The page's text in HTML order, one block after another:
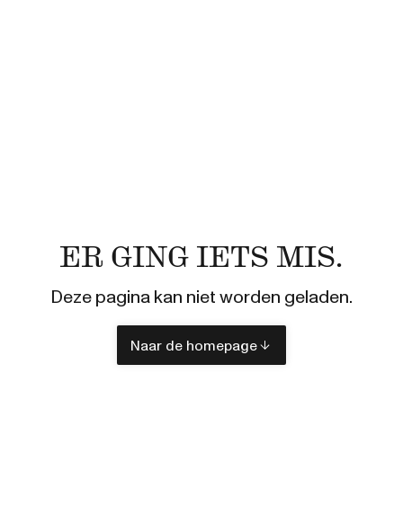
ER GING IETS MIS.
Deze pagina kan niet worden geladen.
Naar de homepage